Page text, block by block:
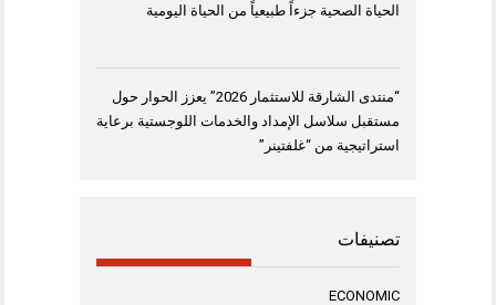
الحياة الصحية جزءاً طبيعياً من الحياة اليومية
“منتدى الشارقة للاستثمار 2026” يعزز الحوار حول
مستقبل سلاسل الإمداد والخدمات اللوجستية برعاية
استراتيجية من “غلفتينر”
تصنيفات
ECONOMIC